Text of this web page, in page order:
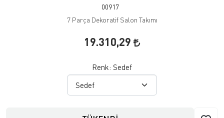
00917
7 Parça Dekoratif Salon Takımı
19.310,29
Renk: Sedef